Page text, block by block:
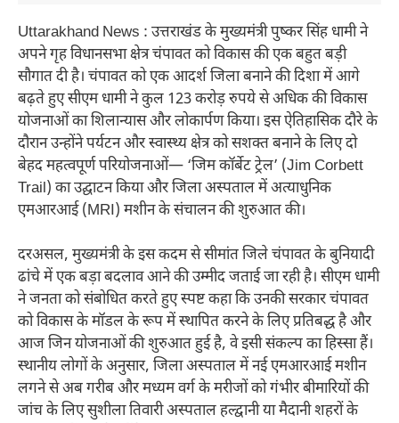
Uttarakhand News : उत्तराखंड के मुख्यमंत्री पुष्कर सिंह धामी ने
अपने गृह विधानसभा क्षेत्र चंपावत को विकास की एक बहुत बड़ी
सौगात दी है। चंपावत को एक आदर्श जिला बनाने की दिशा में आगे
बढ़ते हुए सीएम धामी ने कुल 123 करोड़ रुपये से अधिक की विकास
योजनाओं का शिलान्यास और लोकार्पण किया। इस ऐतिहासिक दौरे के
दौरान उन्होंने पर्यटन और स्वास्थ्य क्षेत्र को सशक्त बनाने के लिए दो
बेहद महत्वपूर्ण परियोजनाओं— ‘जिम कॉर्बेट ट्रेल’ (Jim Corbett
Trail) का उद्घाटन किया और जिला अस्पताल में अत्याधुनिक
एमआरआई (MRI) मशीन के संचालन की शुरुआत की।
दरअसल, मुख्यमंत्री के इस कदम से सीमांत जिले चंपावत के बुनियादी
ढांचे में एक बड़ा बदलाव आने की उम्मीद जताई जा रही है। सीएम धामी
ने जनता को संबोधित करते हुए स्पष्ट कहा कि उनकी सरकार चंपावत
को विकास के मॉडल के रूप में स्थापित करने के लिए प्रतिबद्ध है और
आज जिन योजनाओं की शुरुआत हुई है, वे इसी संकल्प का हिस्सा हैं।
स्थानीय लोगों के अनुसार, जिला अस्पताल में नई एमआरआई मशीन
लगने से अब गरीब और मध्यम वर्ग के मरीजों को गंभीर बीमारियों की
जांच के लिए सुशीला तिवारी अस्पताल हल्द्वानी या मैदानी शहरों के